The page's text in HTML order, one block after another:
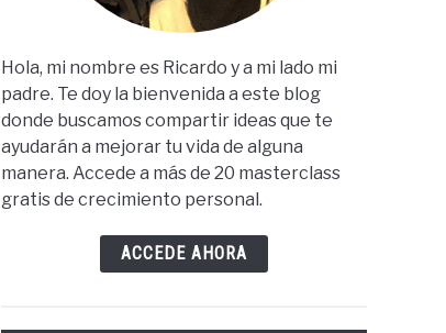
Hola, mi nombre es Ricardo y a mi lado mi
padre. Te doy la bienvenida a este blog
donde buscamos compartir ideas que te
ayudarán a mejorar tu vida de alguna
manera. Accede a más de 20 masterclass
gratis de crecimiento personal.
ACCEDE AHORA